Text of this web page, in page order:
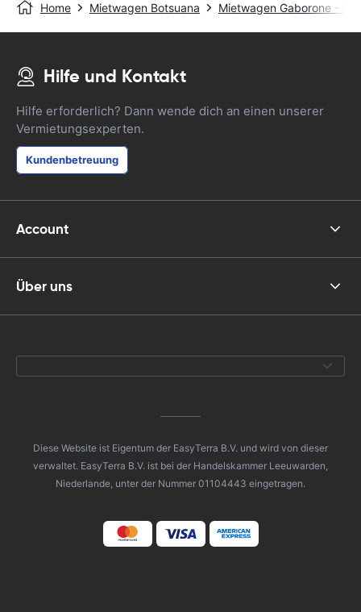
Home Mietwagen Botsuana Mietwagen Gaborone -
Hilfe und Kontakt
Hilfe erforderlich? Dann wende dich an einen unserer
Vermietungsexperten.
Kundenbetreuung
Account
Über uns
Diese Website ist Eigentum der EasyTerra B.V. und wird von dieser
verwaltet. EasyTerra B.V. ist bei der Handelskammer Leeuwarden,
Niederlande, unter der Nummer 01104443 eingetragen.